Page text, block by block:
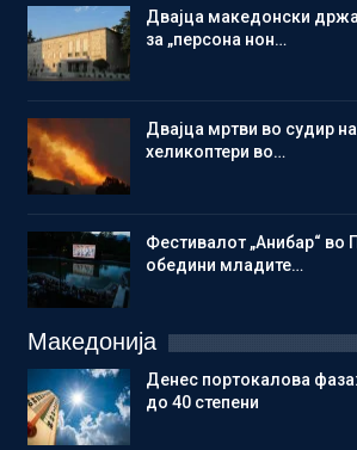
Двајца македонски
за „персона нон…
Двајца мртви во судир
хеликоптери во…
Фестивалот „Анибар“ во
обедини младите…
Македонија
Денес портокалова
до 40 степени